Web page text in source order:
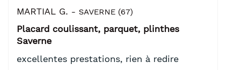
MARTIAL G. - SAVERNE (67)
Placard coulissant, parquet, plinthes
Saverne
excellentes prestations, rien à redire